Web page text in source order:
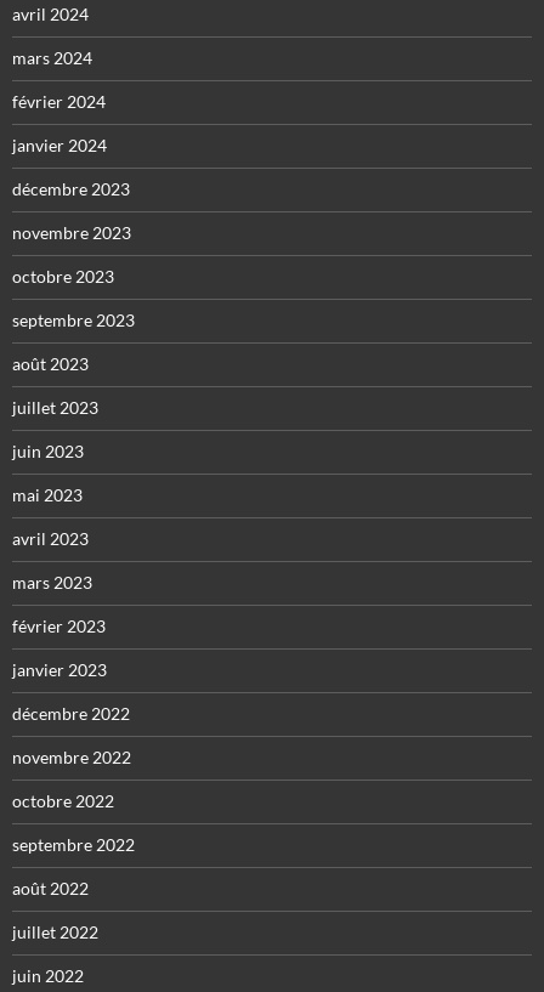
avril 2024
mars 2024
février 2024
janvier 2024
décembre 2023
novembre 2023
octobre 2023
septembre 2023
août 2023
juillet 2023
juin 2023
mai 2023
avril 2023
mars 2023
février 2023
janvier 2023
décembre 2022
novembre 2022
octobre 2022
septembre 2022
août 2022
juillet 2022
juin 2022